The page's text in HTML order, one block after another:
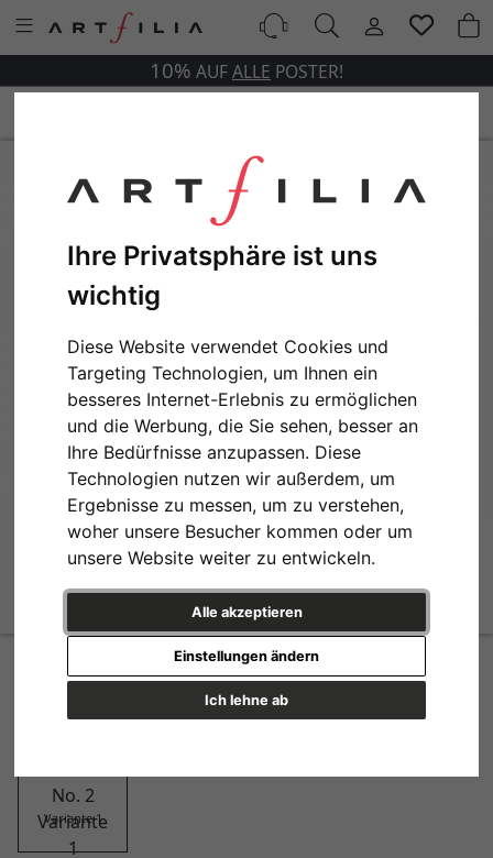
Ihre Privatsphäre ist uns
wichtig
Diese Website verwendet Cookies und
Targeting Technologien, um Ihnen ein
besseres Internet-Erlebnis zu ermöglichen
und die Werbung, die Sie sehen, besser an
Ihre Bedürfnisse anzupassen. Diese
Technologien nutzen wir außerdem, um
Ergebnisse zu messen, um zu verstehen,
woher unsere Besucher kommen oder um
unsere Website weiter zu entwickeln.
Alle akzeptieren
Ich lehne ab
Einstellungen ändern
10% AUFALLE POSTER!
Design
Variante 1